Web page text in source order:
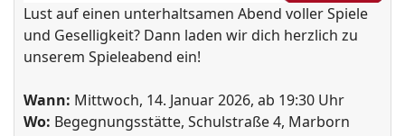
Lust auf einen unterhaltsamen Abend voller Spiele
und Geselligkeit? Dann laden wir dich herzlich zu
unserem Spieleabend ein!
Wann: Mittwoch, 14. Januar 2026, ab 19:30 Uhr
Wo: Begegnungsstätte, Schulstraße 4, Marborn